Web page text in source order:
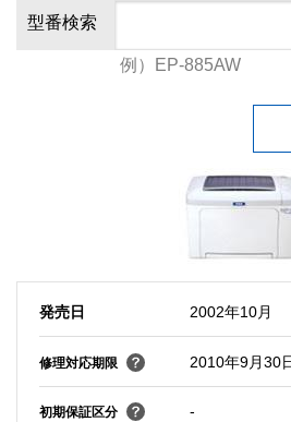
型番検索
例）EP-885AW
発売日 2002年10月
修理対応期限 2010年9月30
初期保証区分 -